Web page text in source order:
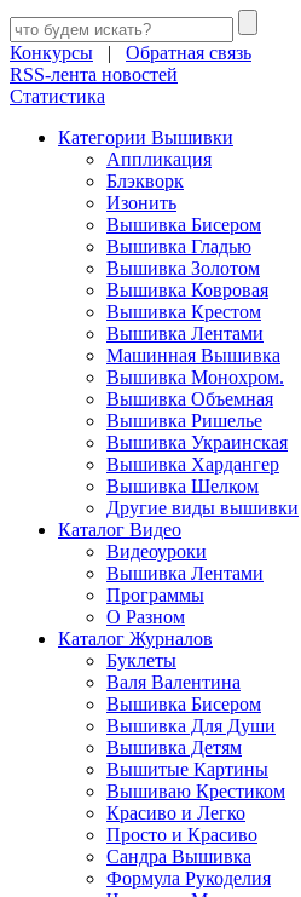
Конкурсы | Обратная связь
RSS-лента новостей
Статистика
Категории Вышивки
Аппликация
Блэкворк
Изонить
Вышивка Бисером
Вышивка Гладью
Вышивка Золотом
Вышивка Ковровая
Вышивка Крестом
Вышивка Лентами
Машинная Вышивка
Вышивка Монохром.
Вышивка Объемная
Вышивка Ришелье
Вышивка Украинская
Вышивка Хардангер
Вышивка Шелком
Другие виды вышивки
Каталог Видео
Видеоуроки
Вышивка Лентами
Программы
О Разном
Каталог Журналов
Буклеты
Валя Валентина
Вышивка Бисером
Вышивка Для Души
Вышивка Детям
Вышитые Картины
Вышиваю Крестиком
Красиво и Легко
Просто и Красиво
Сандра Вышивка
Формула Рукоделия